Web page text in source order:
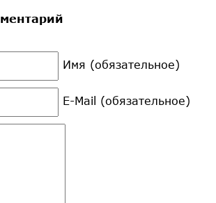
Имя (обязательное)
E-Mail (обязательное)